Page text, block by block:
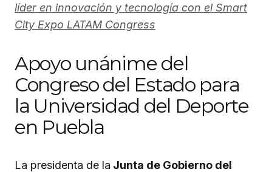
líder en innovación y tecnología con el Smart
City Expo LATAM Congress
Apoyo unánime del
Congreso del Estado para
la Universidad del Deporte
en Puebla
La presidenta de la Junta de Gobierno del